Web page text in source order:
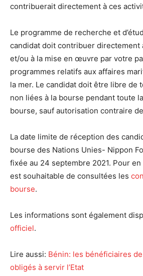
contribuerait directement à ces
Le programme de recherche et
candidat doit contribuer directement
et/ou à la mise en œuvre par votre
programmes relatifs aux affaires
la mer. Le candidat doit être libre de
non liées à la bourse pendant toute
bourse, sauf autorisation contraire
La date limite de réception des
bourse des Nations Unies- Nippon
fixée au 24 septembre 2021. Pour
est souhaitable de consultées les
bourse.
Les informations sont également
officiel.
Lire aussi: Bénin: les bénéficiaires
obligés à servir l’Etat